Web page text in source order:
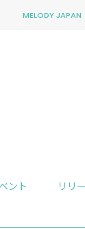
MELODY JAPAN
ント リリ